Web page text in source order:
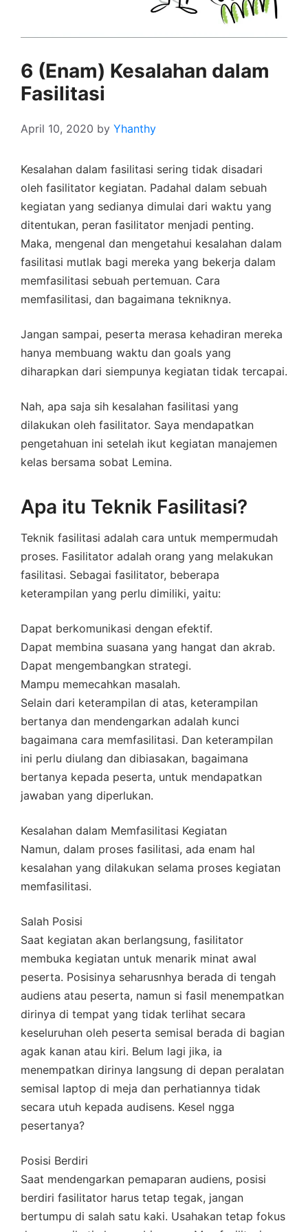
6 (Enam) Kesalahan dalam
Fasilitasi
April 10, 2020 by Yhanthy
Kesalahan dalam fasilitasi sering tidak disadari
oleh fasilitator kegiatan. Padahal dalam sebuah
kegiatan yang sedianya dimulai dari waktu yang
ditentukan, peran fasilitator menjadi penting.
Maka, mengenal dan mengetahui kesalahan dalam
fasilitasi mutlak bagi mereka yang bekerja dalam
memfasilitasi sebuah pertemuan. Cara
memfasilitasi, dan bagaimana tekniknya.
Jangan sampai, peserta merasa kehadiran mereka
hanya membuang waktu dan goals yang
diharapkan dari siempunya kegiatan tidak tercapai.
Nah, apa saja sih kesalahan fasilitasi yang
dilakukan oleh fasilitator. Saya mendapatkan
pengetahuan ini setelah ikut kegiatan manajemen
kelas bersama sobat Lemina.
Apa itu Teknik Fasilitasi?
Teknik fasilitasi adalah cara untuk mempermudah
proses. Fasilitator adalah orang yang melakukan
fasilitasi. Sebagai fasilitator, beberapa
keterampilan yang perlu dimiliki, yaitu:
Dapat berkomunikasi dengan efektif.
Dapat membina suasana yang hangat dan akrab.
Dapat mengembangkan strategi.
Mampu memecahkan masalah.
Selain dari keterampilan di atas, keterampilan
bertanya dan mendengarkan adalah kunci
bagaimana cara memfasilitasi. Dan keterampilan
ini perlu diulang dan dibiasakan, bagaimana
bertanya kepada peserta, untuk mendapatkan
jawaban yang diperlukan.
Kesalahan dalam Memfasilitasi Kegiatan
Namun, dalam proses fasilitasi, ada enam hal
kesalahan yang dilakukan selama proses kegiatan
memfasilitasi.
Salah Posisi
Saat kegiatan akan berlangsung, fasilitator
membuka kegiatan untuk menarik minat awal
peserta. Posisinya seharusnhya berada di tengah
audiens atau peserta, namun si fasil menempatkan
dirinya di tempat yang tidak terlihat secara
keseluruhan oleh peserta semisal berada di bagian
agak kanan atau kiri. Belum lagi jika, ia
menempatkan dirinya langsung di depan peralatan
semisal laptop di meja dan perhatiannya tidak
secara utuh kepada audisens. Kesel ngga
pesertanya?
Posisi Berdiri
Saat mendengarkan pemaparan audiens, posisi
berdiri fasilitator harus tetap tegak, jangan
bertumpu di salah satu kaki. Usahakan tetap fokus